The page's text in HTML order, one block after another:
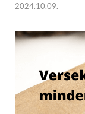
2024.10.09.